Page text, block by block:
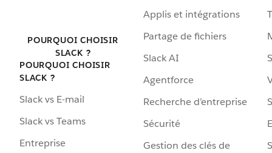
POURQUOI CHOISIR
SLACK ?
POURQUOI CHOISIR
SLACK ?
Slack vs E-mail
Slack vs Teams
Entreprise
Applis et intégrations
Partage de fichiers
Slack AI
Agentforce
Recherche d’entreprise
Sécurité
Gestion des clés de